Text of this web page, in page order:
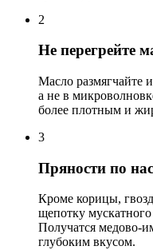
2
Не перегрейте
Масло размягчайте
а не в
более плотным и
3
Пряности по
Кроме корицы,
щепотку
Получатся медово-
глубоким вкусом.